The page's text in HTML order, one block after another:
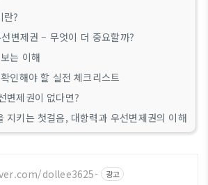
란?
변제권 – 무엇이 더 중요할까?
는 이해
인해야 할 실전 체크리스트
변제권이 없다면?
지키는 첫걸음, 대항력과 우선변제권의 이해
dollee3625- 광고